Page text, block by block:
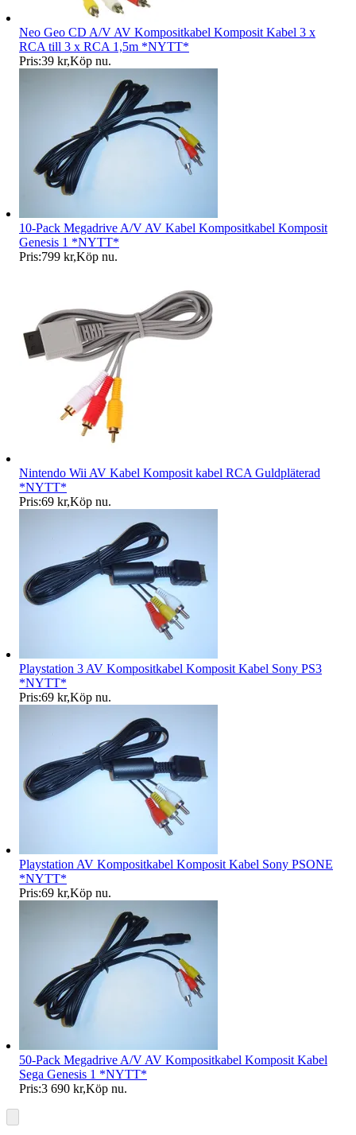
Neo Geo CD A/V AV Kompositkabel Komposit Kabel 3 x
RCA till 3 x RCA 1,5m *NYTT*
Pris:39 kr,Köp nu.
10-Pack Megadrive A/V AV Kabel Kompositkabel Komposit
Genesis 1 *NYTT*
Pris:799 kr,Köp nu.
Nintendo Wii AV Kabel Komposit kabel RCA Guldpläterad
*NYTT*
Pris:69 kr,Köp nu.
Playstation 3 AV Kompositkabel Komposit Kabel Sony PS3
*NYTT*
Pris:69 kr,Köp nu.
Playstation AV Kompositkabel Komposit Kabel Sony PSONE
*NYTT*
Pris:69 kr,Köp nu.
50-Pack Megadrive A/V AV Kompositkabel Komposit Kabel
Sega Genesis 1 *NYTT*
Pris:3 690 kr,Köp nu.